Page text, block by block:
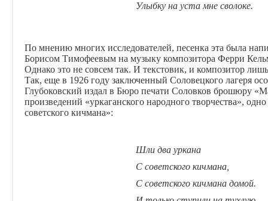
Улыбку на уста мне сволоке.
По мнению многих исследователей, песенка эта была
Борисом Тимофеевым на музыку композитора Ферри
Однако это не совсем так. И текстовик, и композитор
Так, еще в 1926 году заключенный Соловецкого лагеря
Глубоковский издал в Бюро печати Соловков брошюру
произведений «уркаганского народного творчества»,
советского кичмана»:
Шли два уркана
С советского кичмана,
С советского кичмана домой.